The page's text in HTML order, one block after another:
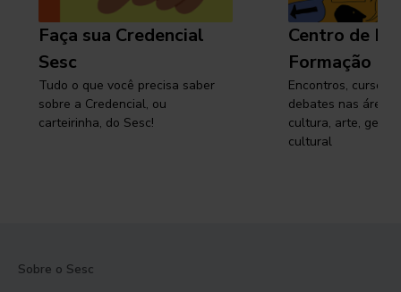
Faça sua Credencial
Sesc
Tudo o que você precisa saber
sobre a Credencial, ou
carteirinha, do Sesc!
Centro de
Formação
Encontros, cursos,
debates nas áreas
cultura, arte,
cultural
Sobre o Sesc